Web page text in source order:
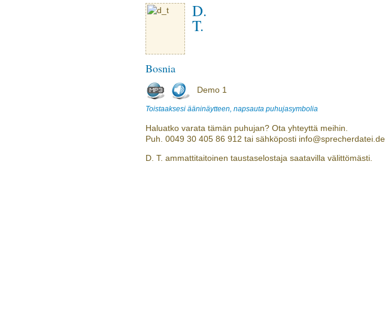
D.
T.
Bosnia
Demo 1
Toistaaksesi ääninäytteen, napsauta puhujasymbolia
Haluatko varata tämän puhujan? Ota yhteyttä meihin.
Puh. 0049 30 405 86 912 tai sähköposti info@sprecherdatei.de
D. T. ammattitaitoinen taustaselostaja saatavilla välittömästi.